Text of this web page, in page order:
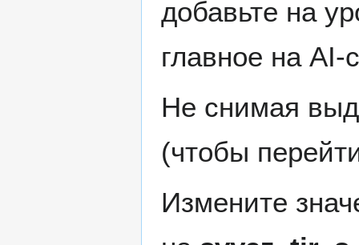
добавьте на
главное на AI-
Не снимая
(чтобы
Измените